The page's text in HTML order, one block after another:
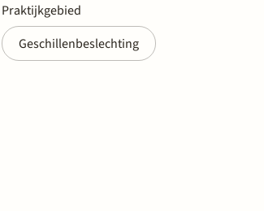
Praktijkgebied
Geschillenbeslechting